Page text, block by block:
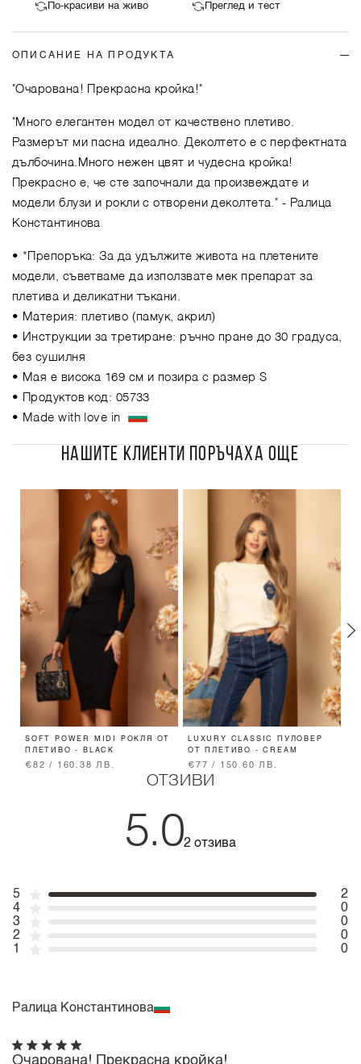
По-красиви на живо Преглед и тест
ОПИСАНИЕ НА ПРОДУКТА
"Очарована! Прекрасна кройка!"
"Много елегантен модел от качествено плетиво.
Размерът ми пасна идеално. Деколтето е с перфектната
дълбочина.Много нежен цвят и чудесна кройка!
Прекрасно е, че сте започнали да произвеждате и
модели блузи и рокли с отворени деколтета." - Ралица
Константинова
• *Препоръка: За да удължите живота на плетените
модели, съветваме да използвате мек препарат за
плетива и деликатни тъкани.
• Материя: плетиво (памук, акрил)
• Инструкции за третиране: ръчно пране до 30 градуса,
без сушилня
• Мая е висока 169 см и позира с размер S
• Продуктов код: 05733
• Made with love in
НАШИТЕ КЛИЕНТИ ПОРЪЧАХА ОЩЕ
SOFT POWER MIDI РОКЛЯ ОТ
ПЛЕТИВО - BLACK
€82 / 160.38 ЛВ.
LUXURY CLASSIC ПУЛОВЕР
ОТ ПЛЕТИВО - CREAM
€77 / 150.60 ЛВ.
ОТЗИВИ
5.02 отзива
5
2
4
0
3
0
2
0
1
0
Ралица Константинова
Очарована! Прекрасна кройка!